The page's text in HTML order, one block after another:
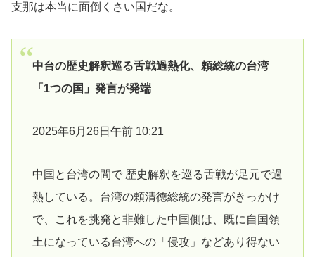
支那は本当に面倒くさい国だな。
中台の歴史解釈巡る舌戦過熱化、頼総統の台湾
「1つの国」発言が発端
2025年6月26日午前 10:21
中国と台湾の間で 歴史解釈を巡る舌戦が足元で過
熱している。台湾の頼清徳総統の発言がきっかけ
で、これを挑発と非難した中国側は、既に自国領
土になっている台湾への「侵攻」などあり得ない